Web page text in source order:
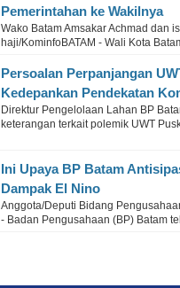
Pemerintahan ke Wakilnya
Wako Batam Amsakar Achmad dan
haji/KominfoBATAM - Wali Kota
Persoalan Perpanjangan
Kedepankan Pendekatan
Direktur Pengelolaan Lahan BP
keterangan terkait polemik UWT
Ini Upaya BP Batam
Dampak El Nino
Anggota/Deputi Bidang
- Badan Pengusahaan (BP) Batam